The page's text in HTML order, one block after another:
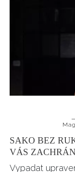
SAKO BEZ
VÁS
Vypadat